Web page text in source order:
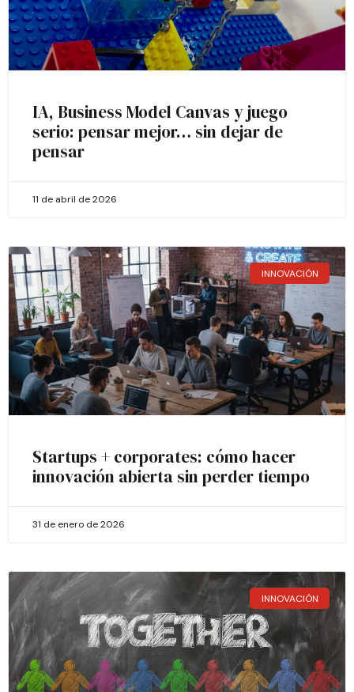
IA, Business Model Canvas y juego
serio: pensar mejor… sin dejar de
pensar
11 de abril de 2026
INNOVACIÓN
Startups + corporates: cómo hacer
innovación abierta sin perder tiempo
31 de enero de 2026
INNOVACIÓN